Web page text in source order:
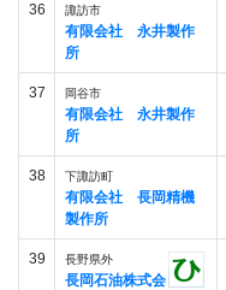
36 諏訪市
有限会社 永井製作
所
37 岡谷市
有限会社 永井製作
所
38 下諏訪町
有限会社 長岡精機
製作所
39 長野県外
長岡石油株式会